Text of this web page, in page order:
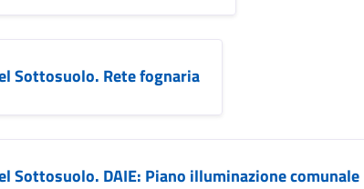
Sottosuolo. Rete fognaria
Sottosuolo. DAIE: Piano illuminazione comunale